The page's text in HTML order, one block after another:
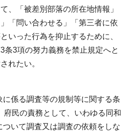
、「被差別部落の所在地情報」
「問い合わせる」「第三者に依
いった行為を抑止するために、
条3項の努力義務を禁止規定へと
れたい。
に係る調査等の規制等に関する条
府民の責務として、いわゆる同和
いて調査又は調査の依頼をしな